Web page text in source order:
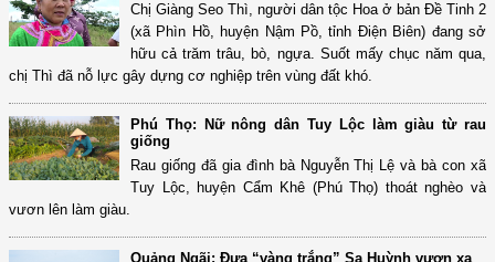
Chị Giàng Seo Thì, người dân tộc Hoa ở bản Đề Tinh 2
(xã Phìn Hồ, huyện Nậm Pồ, tỉnh Điện Biên) đang sở
hữu cả trăm trâu, bò, ngựa. Suốt mấy chục năm qua,
chị Thì đã nỗ lực gây dựng cơ nghiệp trên vùng đất khó.
Phú Thọ: Nữ nông dân Tuy Lộc làm giàu từ rau
giống
Rau giống đã gia đình bà Nguyễn Thị Lệ và bà con xã
Tuy Lộc, huyện Cẩm Khê (Phú Thọ) thoát nghèo và
vươn lên làm giàu.
Quảng Ngãi: Đưa “vàng trắng” Sa Huỳnh vươn xa